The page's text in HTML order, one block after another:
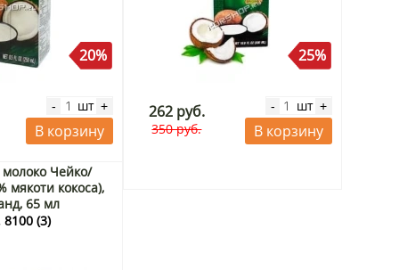
50%
199 руб. В корзину
20%
- шт +
В корзину
25%
262 руб.
350 руб.
- шт +
В корзину
молоко Чейко/
мякоти кокоса),
65 мл
8100 (3)